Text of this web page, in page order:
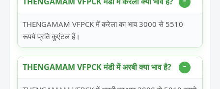
THENGAMAM VFPCK में करेला का भाव 3000 से 5510
रूपये प्रति कुएंटल हैं।
THENGAMAM VFPCK मंडी में अरबी क्या भाव है?